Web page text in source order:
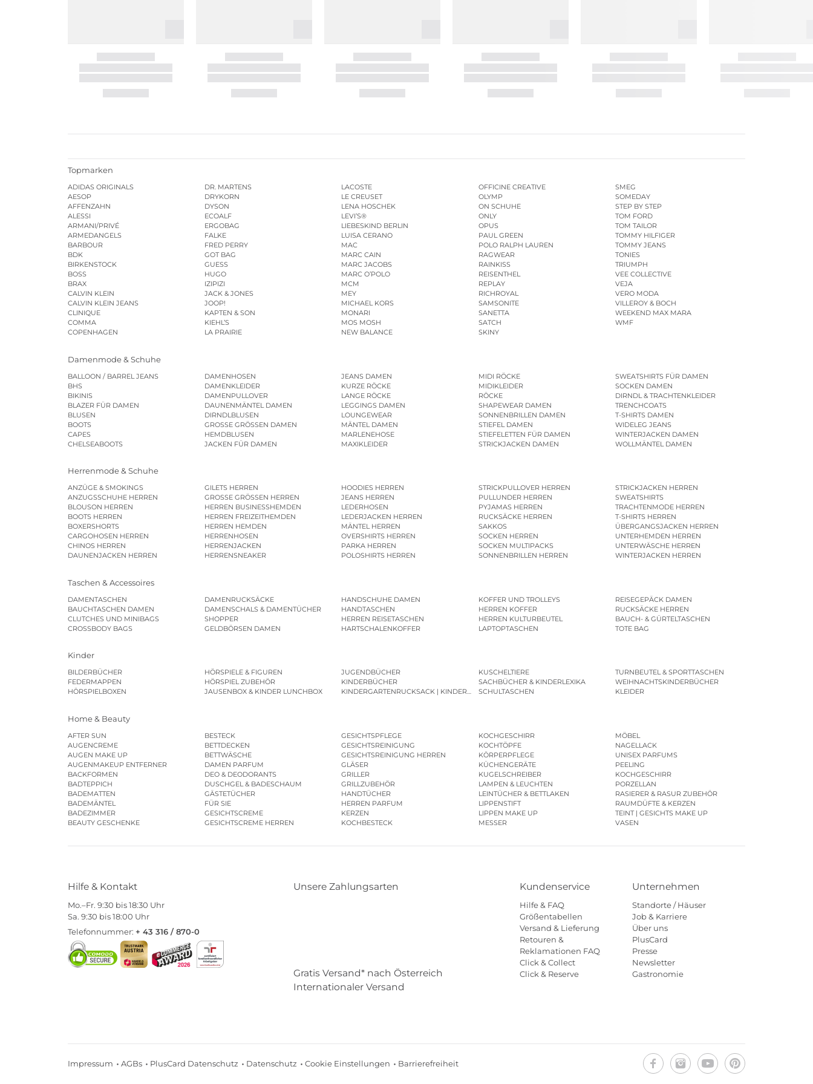
Topmarken
ADIDAS ORIGINALS
AESOP
AFFENZAHN
ALESSI
ARMANI/PRIVÉ
ARMEDANGELS
BARBOUR
BDK
BIRKENSTOCK
BOSS
BRAX
CALVIN KLEIN
CALVIN KLEIN JEANS
CLINIQUE
COMMA
COPENHAGEN
DR. MARTENS
DRYKORN
DYSON
ECOALF
ERGOBAG
FALKE
FRED PERRY
GOT BAG
GUESS
HUGO
IZIPIZI
JACK & JONES
JOOP!
KAPTEN & SON
KIEHL’S
LA PRAIRIE
LACOSTE
LE CREUSET
LENA HOSCHEK
LEVI’S®
LIEBESKIND BERLIN
LUISA CERANO
MAC
MARC CAIN
MARC JACOBS
MARC O’POLO
MCM
MEY
MICHAEL KORS
MONARI
MOS MOSH
NEW BALANCE
OFFICINE CREATIVE
OLYMP
ON SCHUHE
ONLY
OPUS
PAUL GREEN
POLO RALPH LAUREN
RAGWEAR
RAINKISS
REISENTHEL
REPLAY
RICHROYAL
SAMSONITE
SANETTA
SATCH
SKINY
SMEG
SOMEDAY
STEP BY STEP
TOM FORD
TOM TAILOR
TOMMY HILFIGER
TOMMY JEANS
TONIES
TRIUMPH
VEE COLLECTIVE
VEJA
VERO MODA
VILLEROY & BOCH
WEEKEND MAX MARA
WMF
Damenmode & Schuhe
BALLOON / BARREL JEANS
BHS
BIKINIS
BLAZER FÜR DAMEN
BLUSEN
BOOTS
CAPES
CHELSEABOOTS
DAMENHOSEN
DAMENKLEIDER
DAMENPULLOVER
DAUNENMÄNTEL DAMEN
DIRNDLBLUSEN
GROSSE GRÖSSEN DAMEN
HEMDBLUSEN
JACKEN FÜR DAMEN
JEANS DAMEN
KURZE RÖCKE
LANGE RÖCKE
LEGGINGS DAMEN
LOUNGEWEAR
MÄNTEL DAMEN
MARLENEHOSE
MAXIKLEIDER
MIDI RÖCKE
MIDIKLEIDER
RÖCKE
SHAPEWEAR DAMEN
SONNENBRILLEN DAMEN
STIEFEL DAMEN
STIEFELETTEN FÜR DAMEN
STRICKJACKEN DAMEN
SWEATSHIRTS FÜR DAMEN
SOCKEN DAMEN
DIRNDL & TRACHTENKLEIDER
TRENCHCOATS
T-SHIRTS DAMEN
WIDELEG JEANS
WINTERJACKEN DAMEN
WOLLMÄNTEL DAMEN
Herrenmode & Schuhe
ANZÜGE & SMOKINGS
ANZUGSSCHUHE HERREN
BLOUSON HERREN
BOOTS HERREN
BOXERSHORTS
CARGOHOSEN HERREN
CHINOS HERREN
DAUNENJACKEN HERREN
GILETS HERREN
GROSSE GRÖSSEN HERREN
HERREN BUSINESSHEMDEN
HERREN FREIZEITHEMDEN
HERREN HEMDEN
HERRENHOSEN
HERRENJACKEN
HERRENSNEAKER
HOODIES HERREN
JEANS HERREN
LEDERHOSEN
LEDERJACKEN HERREN
MÄNTEL HERREN
OVERSHIRTS HERREN
PARKA HERREN
POLOSHIRTS HERREN
STRICKPULLOVER HERREN
PULLUNDER HERREN
PYJAMAS HERREN
RUCKSÄCKE HERREN
SAKKOS
SOCKEN HERREN
SOCKEN MULTIPACKS
SONNENBRILLEN HERREN
STRICKJACKEN HERREN
SWEATSHIRTS
TRACHTENMODE HERREN
T-SHIRTS HERREN
ÜBERGANGSJACKEN HERREN
UNTERHEMDEN HERREN
UNTERWÄSCHE HERREN
WINTERJACKEN HERREN
Taschen & Accessoires
DAMENTASCHEN
BAUCHTASCHEN DAMEN
CLUTCHES UND MINIBAGS
CROSSBODY BAGS
DAMENRUCKSÄCKE
DAMENSCHALS & DAMENTÜCHER
SHOPPER
GELDBÖRSEN DAMEN
HANDSCHUHE DAMEN
HANDTASCHEN
HERREN REISETASCHEN
HARTSCHALENKOFFER
KOFFER UND TROLLEYS
HERREN KOFFER
HERREN KULTURBEUTEL
LAPTOPTASCHEN
REISEGEPÄCK DAMEN
RUCKSÄCKE HERREN
BAUCH- & GÜRTELTASCHEN
TOTE BAG
Kinder
BILDERBÜCHER
FEDERMAPPEN
HÖRSPIELBOXEN
HÖRSPIELE & FIGUREN
HÖRSPIEL ZUBEHÖR
JAUSENBOX & KINDER LUNCHBOX
JUGENDBÜCHER
KINDERBÜCHER
KINDERGARTENRUCKSACK | KINDERGARTENBEUTEL
KUSCHELTIERE
SACHBÜCHER & KINDERLEXIKA
SCHULTASCHEN
TURNBEUTEL & SPORTTASCHEN
WEIHNACHTSKINDERBÜCHER
KLEIDER
Home & Beauty
AFTER SUN
AUGENCREME
AUGEN MAKE UP
AUGENMAKEUP ENTFERNER
BACKFORMEN
BADTEPPICH
BADEMATTEN
BADEMÄNTEL
BADEZIMMER
BEAUTY GESCHENKE
BESTECK
BETTDECKEN
BETTWÄSCHE
DAMEN PARFUM
DEO & DEODORANTS
DUSCHGEL & BADESCHAUM
GÄSTETÜCHER
FÜR SIE
GESICHTSCREME
GESICHTSCREME HERREN
GESICHTSPFLEGE
GESICHTSREINIGUNG
GESICHTSREINIGUNG HERREN
GLÄSER
GRILLER
GRILLZUBEHÖR
HANDTÜCHER
HERREN PARFUM
KERZEN
KOCHBESTECK
KOCHGESCHIRR
KOCHTÖPFE
KÖRPERPFLEGE
KÜCHENGERÄTE
KUGELSCHREIBER
LAMPEN & LEUCHTEN
LEINTÜCHER & BETTLAKEN
LIPPENSTIFT
LIPPEN MAKE UP
MESSER
MÖBEL
NAGELLACK
UNISEX PARFUMS
PEELING
KOCHGESCHIRR
PORZELLAN
RASIERER & RASUR ZUBEHÖR
RAUMDÜFTE & KERZEN
TEINT | GESICHTS MAKE UP
VASEN
Hilfe & Kontakt
Mo.–Fr. 9:30 bis 18:30 Uhr
Sa. 9:30 bis 18:00 Uhr
Telefonnummer: + 43 316 / 870-0
Kundenservice
Hilfe & FAQ
Größentabellen
Versand & Lieferung
Retouren &
Reklamationen FAQ
Click & Collect
Click & Reserve
Unternehmen
Standorte / Häuser
Job & Karriere
Über uns
PlusCard
Presse
Newsletter
Gastronomie
Unsere Zahlungsarten
Gratis Versand* nach Österreich
Internationaler Versand
Impressum AGBs PlusCard Datenschutz Datenschutz Cookie Einstellungen Barrierefreiheit